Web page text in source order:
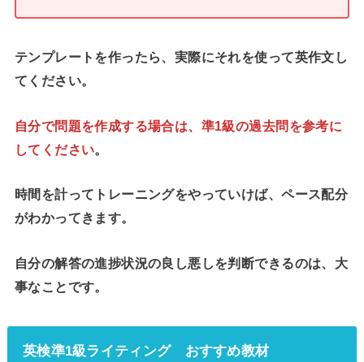
テンプレートを作ったら、実際にそれを使って英作文し
てください。
自分で問題を作成する場合は、準1級の過去問を参考に
してください。
時間を計ってトレーニングをやっていけば、ペース配分
がわかってきます。
自分の解答の進捗状況の良し悪しを判断できるのは、大
事なことです。
英検準1級ライティング おすすめ教材